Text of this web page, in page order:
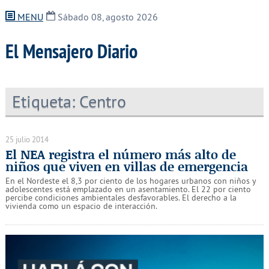
MENU Sábado 08, agosto 2026
El Mensajero Diario
Etiqueta: Centro
25 julio 2014
El NEA registra el número más alto de
niños que viven en villas de emergencia
En el Nordeste el 8,3 por ciento de los hogares urbanos con niños y
adolescentes está emplazado en un asentamiento. El 22 por ciento
percibe condiciones ambientales desfavorables. El derecho a la
vivienda como un espacio de interacción.